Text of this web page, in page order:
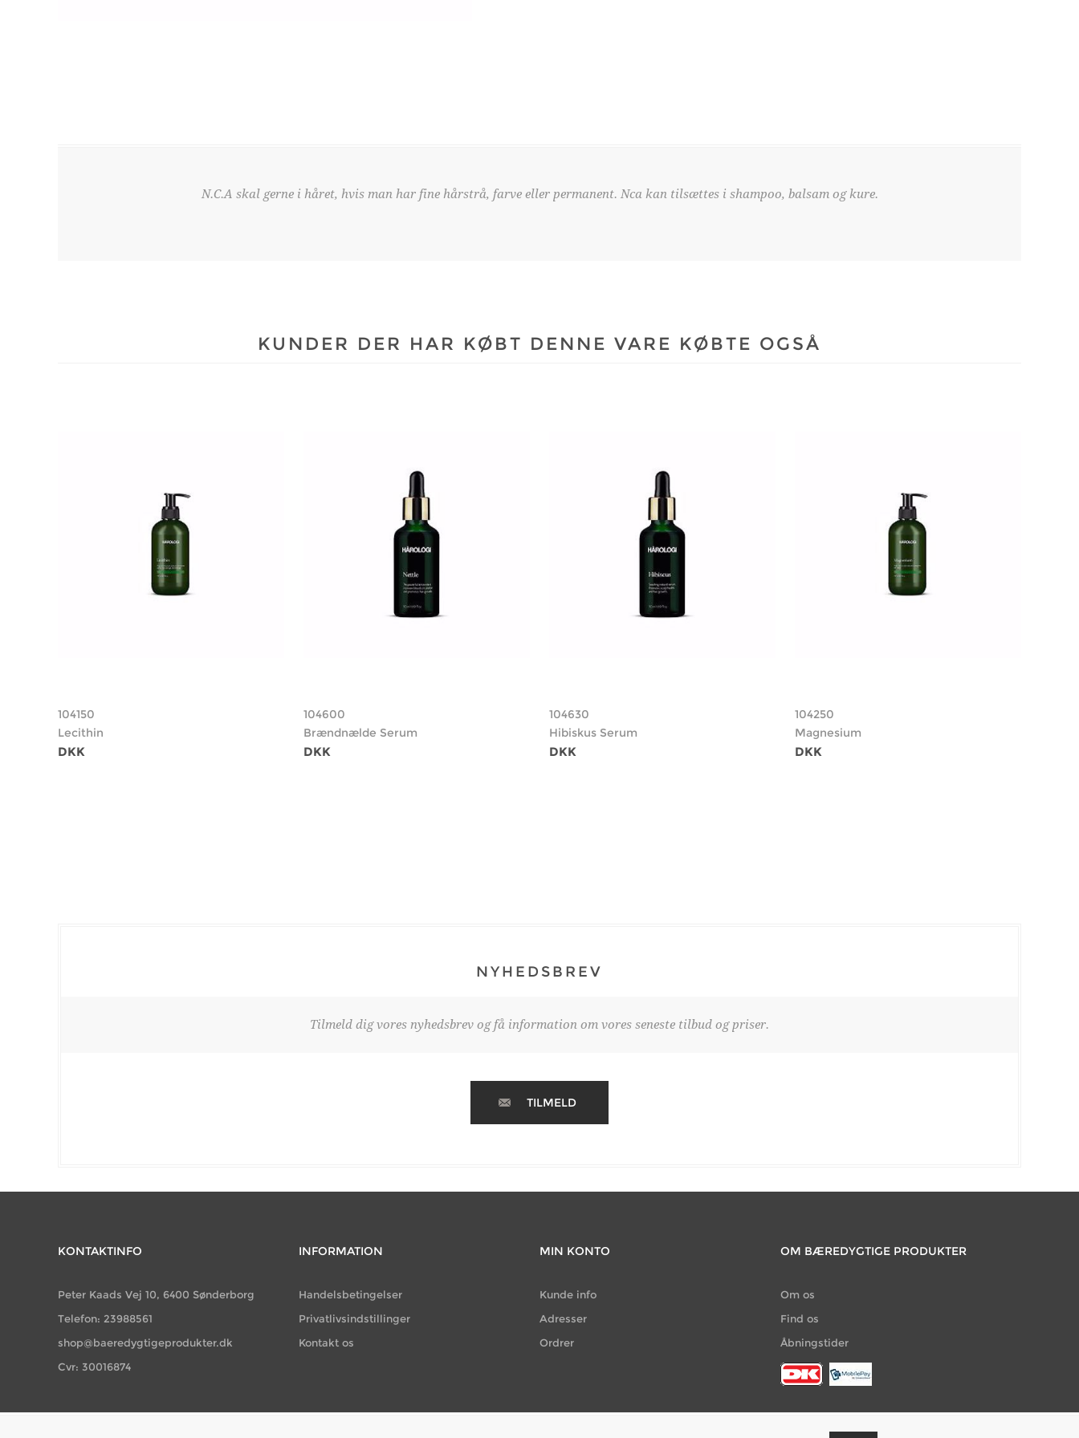
N.C.A skal gerne i håret, hvis man har fine hårstrå, farve eller permanent. Nca kan tilsættes i shampoo, balsam og kure.
KUNDER DER HAR KØBT DENNE VARE KØBTE OGSÅ
104150
Lecithin
DKK
104600
Brændnælde Serum
DKK
104630
Hibiskus Serum
DKK
104250
Magnesium
DKK
NYHEDSBREV
Tilmeld dig vores nyhedsbrev og få information om vores seneste tilbud og priser.
TILMELD
KONTAKTINFO
Peter Kaads Vej 10, 6400 Sønderborg
Telefon: 23988561
shop@baeredygtigeprodukter.dk
Cvr: 30016874
INFORMATION
Handelsbetingelser
Privatlivsindstillinger
Kontakt os
MIN KONTO
Kunde info
Adresser
Ordrer
OM BÆREDYGTIGE PRODUKTER
Om os
Find os
Åbningstider